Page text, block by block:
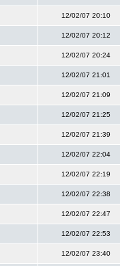
12/02/07 20:10
12/02/07 20:12
12/02/07 20:24
12/02/07 21:01
12/02/07 21:09
12/02/07 21:25
12/02/07 21:39
12/02/07 22:04
12/02/07 22:19
12/02/07 22:38
12/02/07 22:47
12/02/07 22:53
12/02/07 23:40